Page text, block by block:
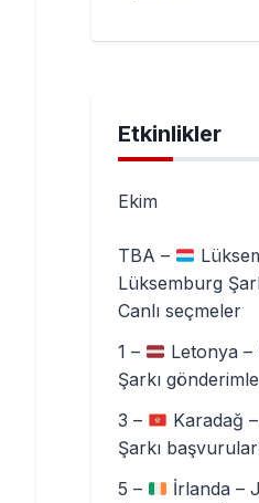
Etkinlikler
Ekim
TBA –
Lüksemburg
Canlı seçmeler
1 –
Letonya
Şarkı
3 –
Karadağ
Şarkı
5 –
İrlanda –